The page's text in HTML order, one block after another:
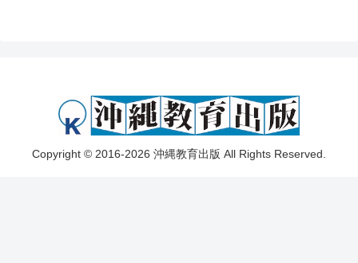
Copyright © 2016-2026 沖縄教育出版 All Rights Reserved.